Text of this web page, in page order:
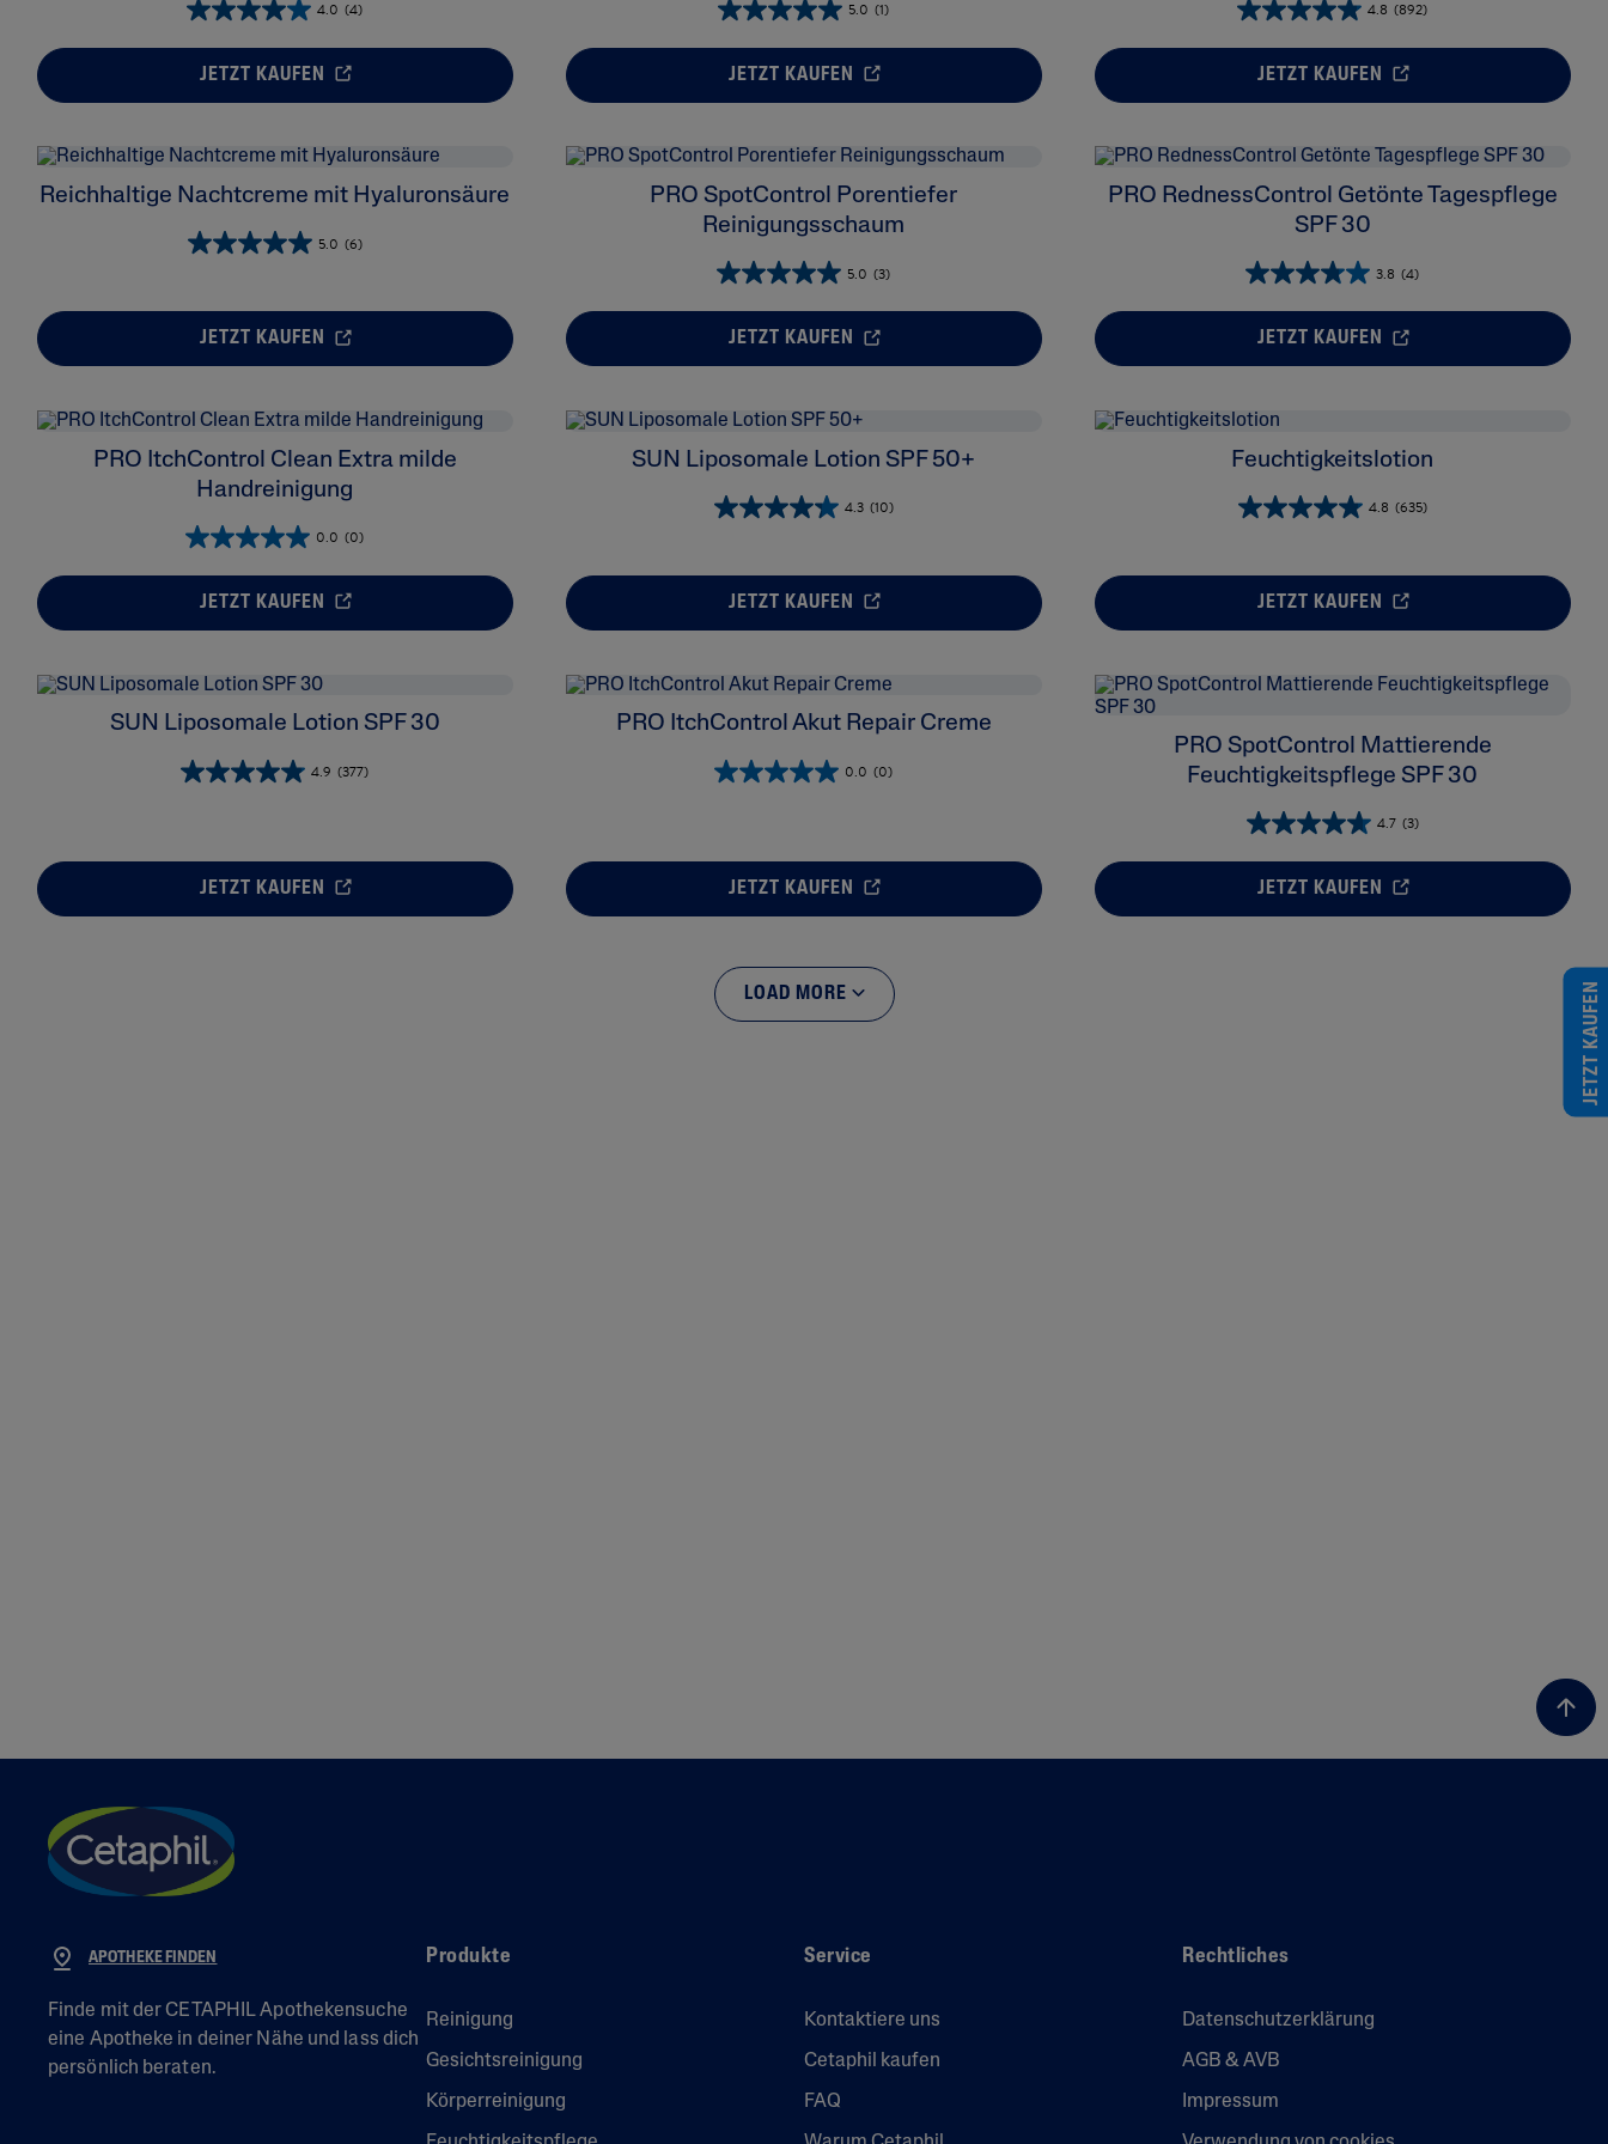
Körper
Seren
Unebene Haut
Cetaphil® Gallic-AOX
4.0 (4)
JETZT KAUFEN
5.0 (1)
JETZT KAUFEN
4.8 (892)
JETZT KAUFEN
Reichhaltige Nachtcreme mit Hyaluronsäure
5.0 (6)
JETZT KAUFEN
PRO SpotControl Porentiefer
Reinigungsschaum
5.0 (3)
JETZT KAUFEN
PRO RednessControl Getönte Tagespflege
SPF 30
3.8 (4)
JETZT KAUFEN
PRO ItchControl Clean Extra milde
Handreinigung
0.0 (0)
JETZT KAUFEN
SUN Liposomale Lotion SPF 50+
4.3 (10)
JETZT KAUFEN
Feuchtigkeitslotion
4.8 (635)
JETZT KAUFEN
SUN Liposomale Lotion SPF 30
4.9 (377)
JETZT KAUFEN
PRO ItchControl Akut Repair Creme
0.0 (0)
JETZT KAUFEN
PRO SpotControl Mattierende
Feuchtigkeitspflege SPF 30
4.7 (3)
JETZT KAUFEN
LOAD MORE JETZT KAUFEN
APOTHEKE FINDEN
Finde mit der CETAPHIL Apothekensuche
eine Apotheke in deiner Nähe und lass dich
persönlich beraten.
Produkte
Reinigung
Gesichtsreinigung
Körperreinigung
Service
Kontaktiere uns
Cetaphil kaufen
FAQ
Rechtliches
Datenschutzerklärung
AGB & AVB
Impressum